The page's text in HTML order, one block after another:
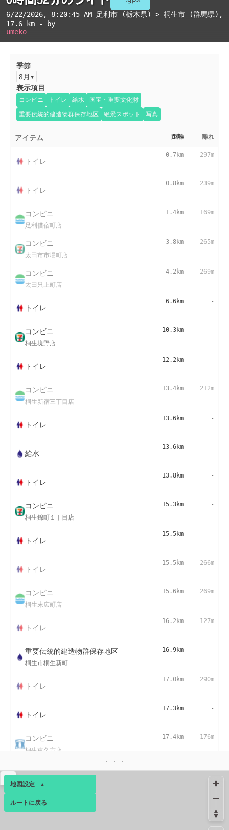
6/22/2026, 8:20:45 AM 足利市 (栃木県) > 桐生市 (群馬県) ,
17.6 km - by
umeko
季節
8月
表示項目
コンビニ トイレ 給水
国宝・重要文化財
重要伝統的建造物群保存地区
絶景スポット 写真
アイテム 距離 離れ
トイレ
0.7km 297m
トイレ
0.8km 239m
コンビニ
足利借宿町店
1.4km 169m
コンビニ
太田市市場町店
3.8km 265m
コンビニ
太田只上町店
4.2km 269m
トイレ
6.6km -
コンビニ
桐生境野店
10.3km -
トイレ
12.2km -
コンビニ
桐生新宿三丁目店
13.4km 212m
トイレ
13.6km -
給水
13.6km -
トイレ
13.8km -
コンビニ
桐生錦町１丁目店
15.3km -
トイレ
15.5km -
トイレ
15.5km 266m
コンビニ
桐生末広町店
15.6km 269m
トイレ
16.2km 127m
重要伝統的建造物群保存地区
桐生市桐生新町
16.9km -
トイレ
17.0km 290m
トイレ
17.3km -
コンビニ
桐生東久方店
17.4km 176m
地図設定 ▴
ベース ▴
ルートに戻る